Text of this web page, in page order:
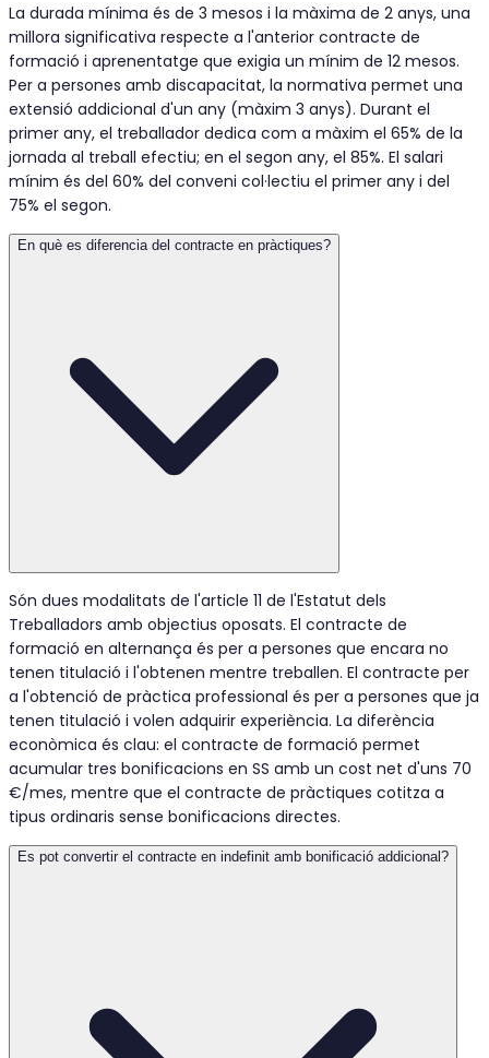
La durada mínima és de 3 mesos i la màxima de 2 anys, una
millora significativa respecte a l'anterior contracte de
formació i aprenentatge que exigia un mínim de 12 mesos.
Per a persones amb discapacitat, la normativa permet una
extensió addicional d'un any (màxim 3 anys). Durant el
primer any, el treballador dedica com a màxim el 65% de la
jornada al treball efectiu; en el segon any, el 85%. El salari
mínim és del 60% del conveni col·lectiu el primer any i del
75% el segon.
En què es diferencia del contracte en pràctiques?
Són dues modalitats de l'article 11 de l'Estatut dels
Treballadors amb objectius oposats. El contracte de
formació en alternança és per a persones que encara no
tenen titulació i l'obtenen mentre treballen. El contracte per
a l'obtenció de pràctica professional és per a persones que ja
tenen titulació i volen adquirir experiència. La diferència
econòmica és clau: el contracte de formació permet
acumular tres bonificacions en SS amb un cost net d'uns 70
€/mes, mentre que el contracte de pràctiques cotitza a
tipus ordinaris sense bonificacions directes.
Es pot convertir el contracte en indefinit amb bonificació addicional?